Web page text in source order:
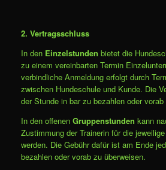
2. Vertragsschluss
In den Einzelstunden bietet die
zu einem vereinbarten Termin
verbindliche Anmeldung erfolgt durch
zwischen Hundeschule und Kunde. Die
der Stunde in bar zu bezahlen oder
In den offenen Gruppenstunden kann
Zustimmung der Trainerin für die
werden. Die Gebühr dafür ist am Ende
bezahlen oder vorab zu überweisen.